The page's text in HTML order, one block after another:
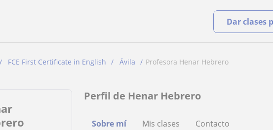
Dar clases
FCE First Certificate in English Ávila Profesora Henar Hebrero
Perfil de Henar Hebrero
Sobre mí Mis clases Contacto